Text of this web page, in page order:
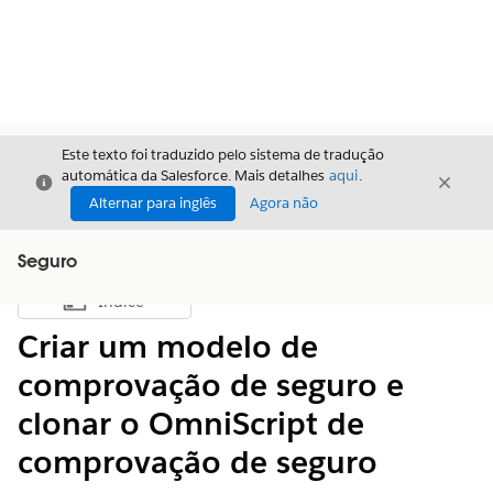
Fechar
Este texto foi traduzido pelo sistema de tradução
automática da Salesforce. Mais detalhes aqui.
Alternar para inglês
Agora não
Fechar
Seguro
Mostrar índice
Índice
Criar um modelo de
comprovação de seguro e
clonar o OmniScript de
comprovação de seguro